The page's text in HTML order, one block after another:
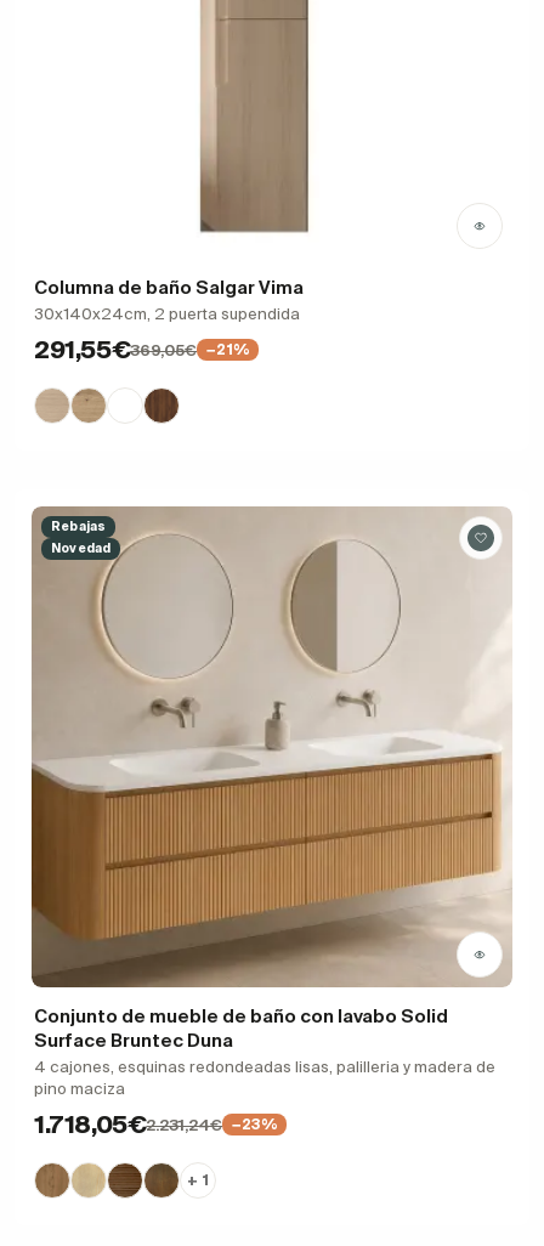
Columna de baño Salgar Vima
30x140x24cm, 2 puerta supendida
291,55€369,05€ −21%
Rebajas
Novedad
Conjunto de mueble de baño con lavabo Solid
Surface Bruntec Duna
4 cajones, esquinas redondeadas lisas, palilleria y madera de
pino maciza
1.718,05€2.231,24€ −23%
+ 1